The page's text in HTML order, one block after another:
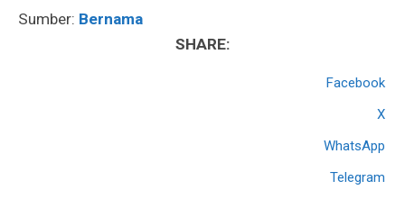
Sumber: Bernama
SHARE:
Facebook
X
WhatsApp
Telegram